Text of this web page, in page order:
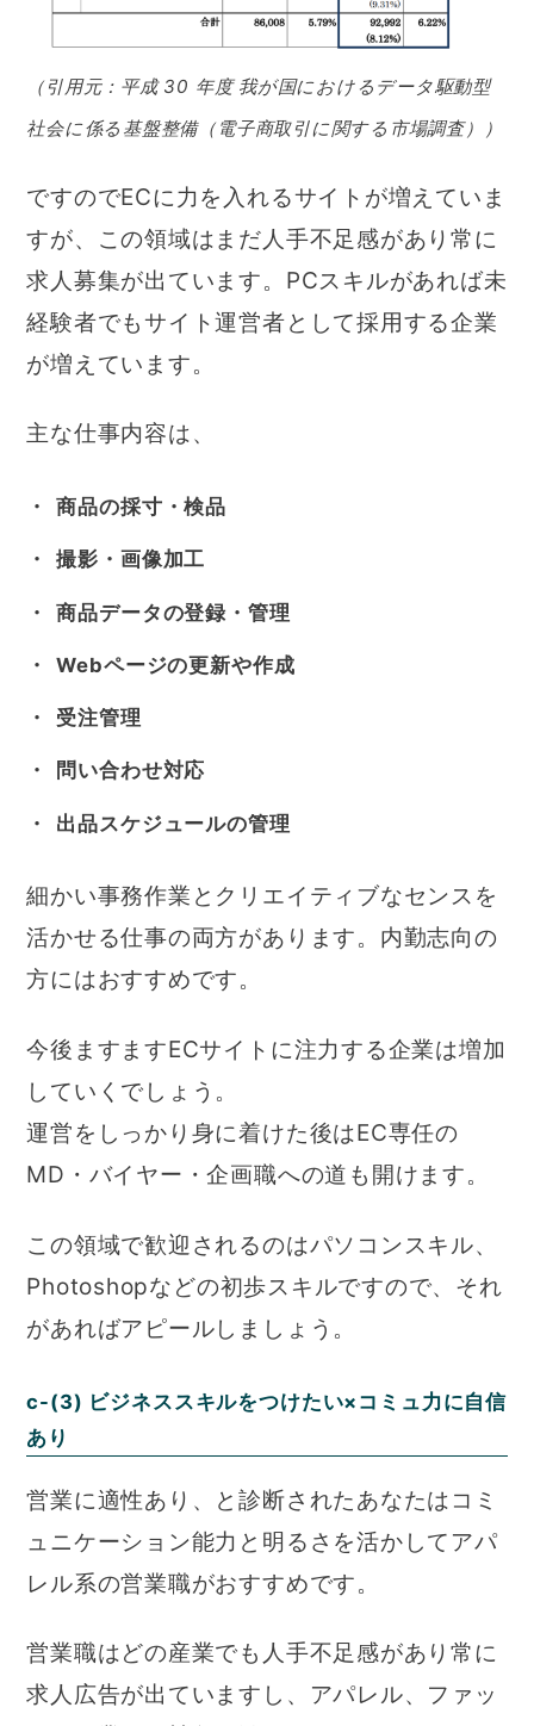
（引用元：平成 30 年度 我が国におけるデータ駆動型
社会に係る基盤整備（電子商取引に関する市場調査））
ですのでECに力を入れるサイトが増えていま
すが、この領域はまだ人手不足感があり常に
求人募集が出ています。PCスキルがあれば未
経験者でもサイト運営者として採用する企業
が増えています。
主な仕事内容は、
商品の採寸・検品
撮影・画像加工
商品データの登録・管理
Webページの更新や作成
受注管理
問い合わせ対応
出品スケジュールの管理
細かい事務作業とクリエイティブなセンスを
活かせる仕事の両方があります。内勤志向の
方にはおすすめです。
今後ますますECサイトに注力する企業は増加
していくでしょう。
運営をしっかり身に着けた後はEC専任の
MD・バイヤー・企画職への道も開けます。
この領域で歓迎されるのはパソコンスキル、
Photoshopなどの初歩スキルですので、それ
があればアピールしましょう。
c-(3) ビジネススキルをつけたい×コミュ力に自信
あり
営業に適性あり、と診断されたあなたはコミ
ュニケーション能力と明るさを活かしてアパ
レル系の営業職がおすすめです。
営業職はどの産業でも人手不足感があり常に
求人広告が出ていますし、アパレル、ファッ